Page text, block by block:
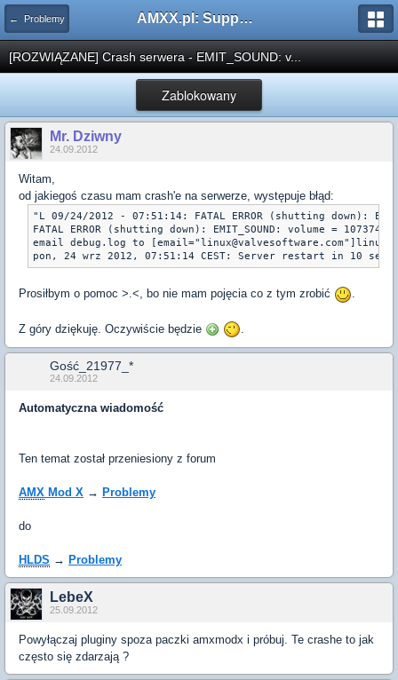
← Problemy AMXX.pl: Support AMX Mod X i SourceMod
[ROZWIĄZANE] Crash serwera - EMIT_SOUND: v...
Zablokowany
Mr. Dziwny
24.09.2012
Witam,
od jakiegoś czasu mam crash'e na serwerze, występuje błąd:
"L 09/24/2012 - 07:51:14: FATAL ERROR (shutting down):
FATAL ERROR (shutting down): EMIT_SOUND: volume =
email debug.log to
Prosiłbym o pomoc >.<, bo nie mam pojęcia co z tym zrobić .
Z góry dziękuję. Oczywiście będzie
Gość_21977_*
24.09.2012
Automatyczna wiadomość
Ten temat został przeniesiony z forum
AMX Mod X → Problemy
do
HLDS → Problemy
LebeX
25.09.2012
Powyłączaj pluginy spoza paczki amxmodx i próbuj. Te crashe to jak
często się zdarzają ?